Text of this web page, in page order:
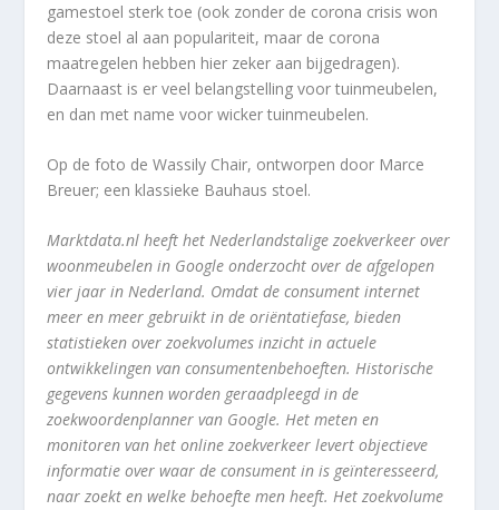
gamestoel sterk toe (ook zonder de corona crisis won
deze stoel al aan populariteit, maar de corona
maatregelen hebben hier zeker aan bijgedragen).
Daarnaast is er veel belangstelling voor tuinmeubelen,
en dan met name voor wicker tuinmeubelen.
Op de foto de Wassily Chair, ontworpen door Marce
Breuer; een klassieke Bauhaus stoel.
Marktdata.nl heeft het Nederlandstalige zoekverkeer over
woonmeubelen in Google onderzocht over de afgelopen
vier jaar in Nederland. Omdat de consument internet
meer en meer gebruikt in de oriëntatiefase, bieden
statistieken over zoekvolumes inzicht in actuele
ontwikkelingen van consumentenbehoeften. Historische
gegevens kunnen worden geraadpleegd in de
zoekwoordenplanner van Google. Het meten en
monitoren van het online zoekverkeer levert objectieve
informatie over waar de consument in is geïnteresseerd,
naar zoekt en welke behoefte men heeft. Het zoekvolume